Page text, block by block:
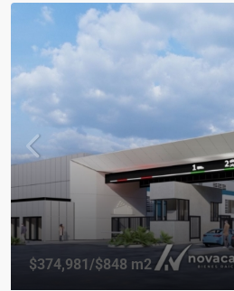
$374,981/$848 m2